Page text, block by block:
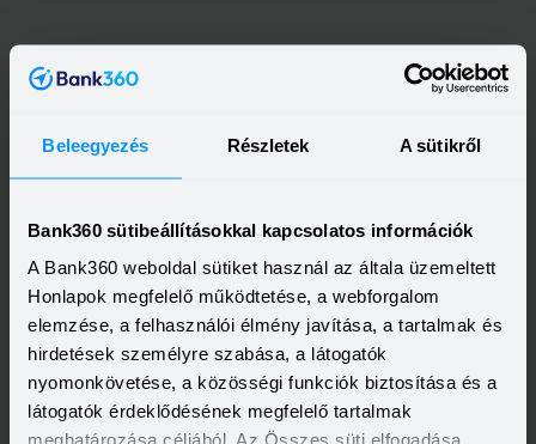
Beleegyezés Részletek A sütikről
Bank360 sütibeállításokkal kapcsolatos információk
A Bank360 weboldal sütiket használ az általa üzemeltett
Honlapok megfelelő működtetése, a webforgalom
elemzése, a felhasználói élmény javítása, a tartalmak és
hirdetések személyre szabása, a látogatók
nyomonkövetése, a közösségi funkciók biztosítása és a
látogatók érdeklődésének megfelelő tartalmak
meghatározása céljából. Az Összes süti elfogadása